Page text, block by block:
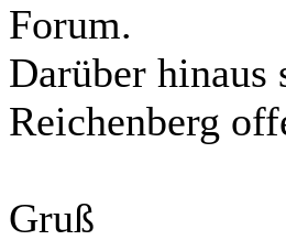
Forum.
Darüber hinaus
Reichenberg
Gruß